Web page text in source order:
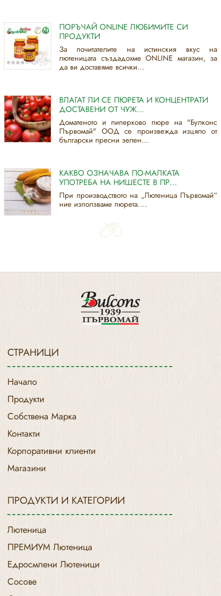
ПОРЪЧАЙ ONLINE ЛЮБИМИТЕ СИ
ПРОДУКТИ
За почитателите на истинския вкус на
лютеницата създадохме ONLINE магазин, за
да ви доставяме всички...
ВЛАГАТ ЛИ СЕ ПЮРЕТА И КОНЦЕНТРАТИ
ДОСТАВЕНИ ОТ ЧУЖ...
Доматеното и пиперково пюре на "Булконс
Първомай" ООД се произвежда изцяло от
български пресни зелен...
КАКВО ОЗНАЧАВА ПО-МАЛКАТА
УПОТРЕБА НА НИШЕСТЕ В ПР...
При производството на „Лютеница Първомай“
ние използваме пюрета....
СТРАНИЦИ
Начало
Продукти
Собствена Марка
Контакти
Корпоративни клиенти
Магазини
ПРОДУКТИ И КАТЕГОРИИ
Лютеница
ПРЕМИУМ Лютеница
Едросмлени Лютеници
Сосове